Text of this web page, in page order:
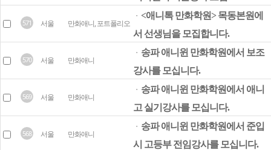
571 서울 만화애니, 포트폴리오
ㆍ <애니톡 만화학원> 목동본원에
서 선생님을 모집합니다.
570 서울 만화애니
ㆍ 송파 애니윈 만화학원에서 보조
강사를 모십니다.
569 서울 만화애니
ㆍ 송파 애니윈 만화학원에서 애니
고 실기강사를 모십니다.
568 서울 만화애니
ㆍ 송파 애니윈 만화학원에서 준입
시 고등부 전임강사를 모십니다.